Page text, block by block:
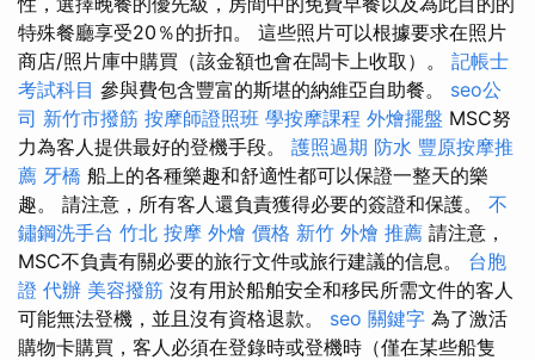
特殊餐廳享受20％的折扣。 這些照片可以根據要求在照片
商店/照片庫中購買（該金額也會在闆卡上收取）。 記帳士
考試科目 參與費包含豐富的斯堪的納維亞自助餐。 seo公
司 新竹市撥筋 按摩師證照班 學按摩課程 外燴擺盤 MSC努
力為客人提供最好的登機手段。 護照過期 防水 豐原按摩推
薦 牙橋 船上的各種樂趣和舒適性都可以保證一整天的樂
趣。 請注意，所有客人還負責獲得必要的簽證和保護。 不
鏽鋼洗手台 竹北 按摩 外燴 價格 新竹 外燴 推薦 請注意，
MSC不負責有關必要的旅行文件或旅行建議的信息。 台胞
證 代辦 美容撥筋 沒有用於船舶安全和移民所需文件的客人
可能無法登機，並且沒有資格退款。 seo 關鍵字 為了激活
購物卡購買，客人必須在登錄時或登機時（僅在某些船隻